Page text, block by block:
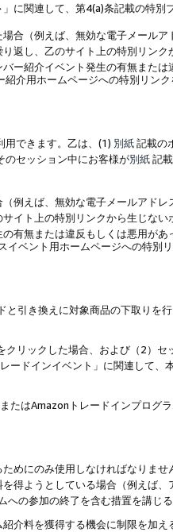
」に関連して、第4(a)条記載の特別
合（例えば、無効な電子メール
返し、乙のサイト上の特別リン
ー紹介イベント発生の有無または
紹介用ホームページへの特別リン
用できます。乙は、(1) 別紙記載の
のセッション中にお客様が別紙記
例えば、無効な電子メールアド
イト上の特別リンクから生じな
有無または違反もしくは悪用があ
イベント用ホームページへの特別
引き換えに対象商品の下取りを
リックした場合、および（2）セ
ドインイベント」に関連して
はAmazonトレードインプログ
めにのみ使用しなければなりま
得ようとしている場合（例えば
の参加の終了を含む措置を講じる
介料を獲得する機会に制限を加